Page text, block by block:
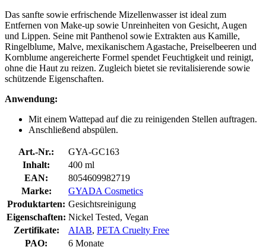
Das sanfte sowie erfrischende Mizellenwasser ist ideal zum
Entfernen von Make-up sowie Unreinheiten von Gesicht, Augen
und Lippen. Seine mit Panthenol sowie Extrakten aus Kamille,
Ringelblume, Malve, mexikanischem Agastache, Preiselbeeren und
Kornblume angereicherte Formel spendet Feuchtigkeit und reinigt,
ohne die Haut zu reizen. Zugleich bietet sie revitalisierende sowie
schützende Eigenschaften.
Anwendung:
Mit einem Wattepad auf die zu reinigenden Stellen auftragen.
Anschließend abspülen.
Art.-Nr.:
GYA-GC163
Inhalt:
400 ml
EAN:
8054609982719
Marke:
GYADA Cosmetics
Produktarten: Gesichtsreinigung
Eigenschaften: Nickel Tested, Vegan
Zertifikate:
AIAB, PETA Cruelty Free
PAO:
6 Monate